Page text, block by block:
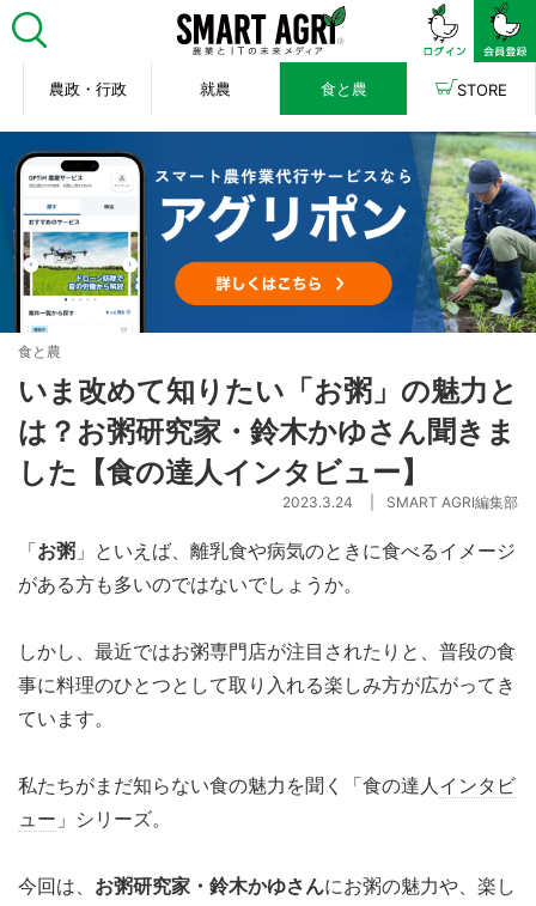
農政・行政 就農 食と農 STORE
食と農
いま改めて知りたい「お粥」の魅力と
は？お粥研究家・鈴木かゆさん聞きま
した【食の達人インタビュー】
2023.3.24 SMART AGRI編集部
「お粥 」といえば、離乳食や病気のときに食べるイメージ
がある方も多いのではないでしょうか。
しかし、最近ではお粥専門店が注目されたりと、普段の食
事に料理のひとつとして取り入れる楽しみ方が広がってき
ています。
私たちがまだ知らない食の魅力を聞く「食の達人インタビ
ュー 」シリーズ。
今回は、 お粥研究家・鈴木かゆさんにお粥の魅力や、楽し